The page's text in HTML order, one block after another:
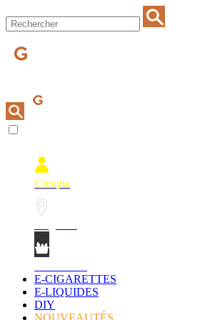
Compte
E-CIGARETTES
E-LIQUIDES
DIY
NOUVEAUTÉS